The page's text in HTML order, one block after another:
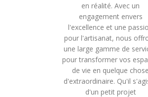
en réalité. Avec un
engagement envers
l'excellence et une
pour l'artisanat, nous
une large gamme de
pour transformer vos
de vie en quelque chose
d'extraordinaire. Qu'il
d'un petit projet